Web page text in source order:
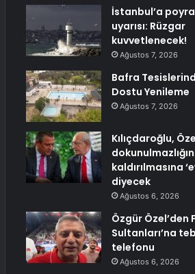
İstanbul’a
uyarısı: Rüzgar
kuvvetlenecek!
Ağustos 7, 2026
Bafra
Dostu Yenileme
Ağustos 7, 2026
Kılıçdaroğlu,
kaldırılmasına
diyecek
Ağustos 6, 2026
Özgür Özel’den
Sultanları’na
telefonu
Ağustos 6, 2026